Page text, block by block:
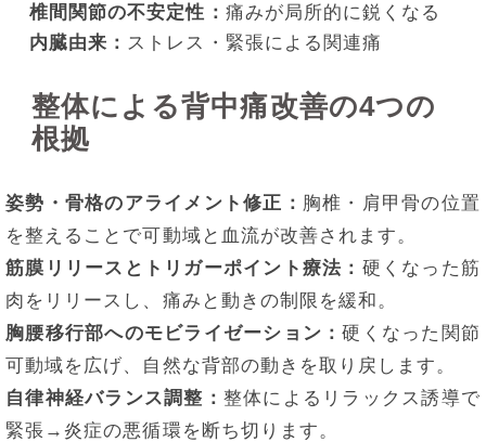
椎間関節の不安定性： 痛みが局所的に鋭くなる
内臓由来： ストレス・緊張による関連痛
整体による背中痛改善の4つの
根拠
姿勢・骨格のアライメント修正： 胸椎・肩甲骨の位置
を整えることで可動域と血流が改善されます。
筋膜リリースとトリガーポイント療法： 硬くなった筋
肉をリリースし、痛みと動きの制限を緩和。
胸腰移行部へのモビライゼーション：硬くなった関節
可動域を広げ、自然な背部の動きを取り戻します。
自律神経バランス調整： 整体によるリラックス誘導で
緊張→炎症の悪循環を断ち切ります。